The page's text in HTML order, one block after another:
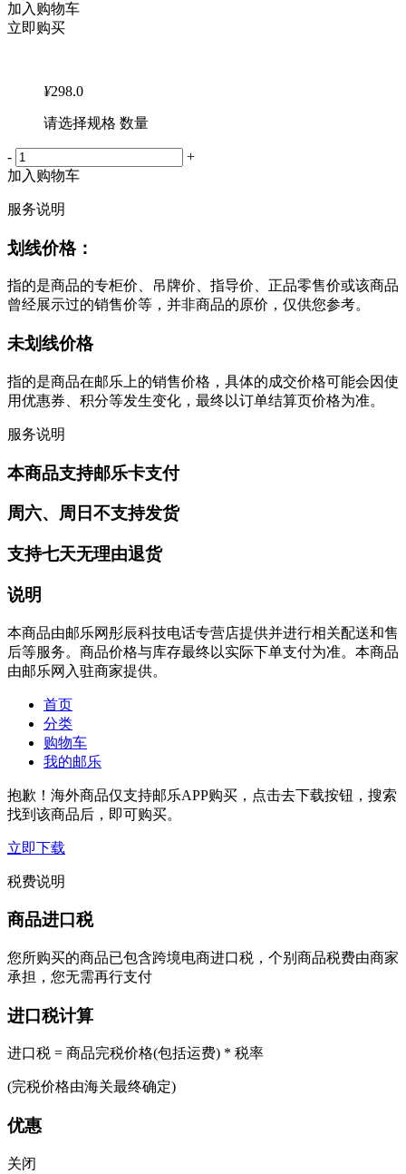
加入购物车
立即购买
¥298.0
请选择规格 数量
-
+
加入购物车
服务说明
划线价格：
指的是商品的专柜价、吊牌价、指导价、正品零售价或该商品
曾经展示过的销售价等，并非商品的原价，仅供您参考。
未划线价格
指的是商品在邮乐上的销售价格，具体的成交价格可能会因使
用优惠券、积分等发生变化，最终以订单结算页价格为准。
服务说明
本商品支持邮乐卡支付
周六、周日不支持发货
支持七天无理由退货
说明
本商品由邮乐网彤辰科技电话专营店提供并进行相关配送和售
后等服务。商品价格与库存最终以实际下单支付为准。本商品
由邮乐网入驻商家提供。
首页
分类
购物车
我的邮乐
抱歉！海外商品仅支持邮乐APP购买，点击去下载按钮，搜索
找到该商品后，即可购买。
立即下载
税费说明
商品进口税
您所购买的商品已包含跨境电商进口税，个别商品税费由商家
承担，您无需再行支付
进口税计算
进口税 = 商品完税价格(包括运费) * 税率
(完税价格由海关最终确定)
优惠
关闭